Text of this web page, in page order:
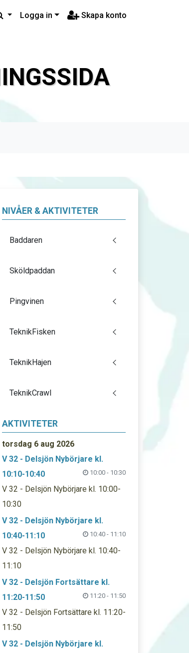
Logga in Skapa konto
NIVÅER & AKTIVITETER
Baddaren
Sköldpaddan
Pingvinen
TeknikFisken
TeknikHajen
TeknikCrawl
AKTIVITETER
torsdag 6 aug 2026
V 32 - Delsjön Nybörjare kl.
10:10-10:40
10:00 - 10:30
V 32 - Delsjön Nybörjare kl. 10:00-
10:30
V 32 - Delsjön Nybörjare kl.
10:40-11:10
10:40 - 11:10
V 32 - Delsjön Nybörjare kl. 10:40-
11:10
V 32 - Delsjön Fortsättare kl.
11:20-11:50
11:20 - 11:50
V 32 - Delsjön Fortsättare kl. 11:20-
11:50
V 32 - Delsjön Nybörjare kl.